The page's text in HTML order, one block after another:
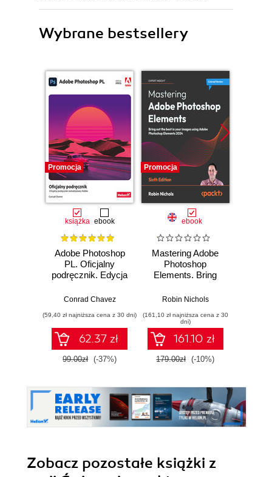
Wybrane bestsellery
Promocja
książka ebook
Adobe Photoshop
PL. Oficjalny
podręcznik. Edycja
Conrad Chavez
(59,40 zł najniższa cena z 30 dni)
62.37 zł
99.00zł (-37%)
Promocja
ebook
Mastering Adobe
Photoshop
Elements. Bring
images using
Elements 2024 -
Sixth Edition
Robin Nichols
(161,10 zł najniższa cena z 30
dni)
161.10 zł
179.00zł (-10%)
Zobacz pozostałe książki z